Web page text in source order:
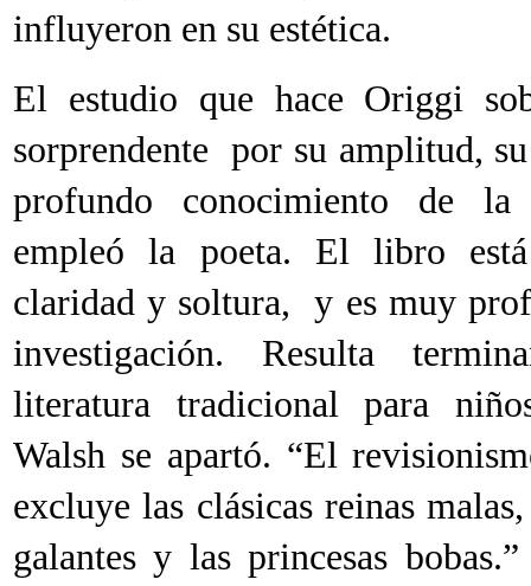
influyeron en su estética.
El estudio que hace Origgi
sorprendente por su amplitud,
profundo conocimiento de la
empleó la poeta. El libro
claridad y soltura, y es muy
investigación. Resulta
literatura tradicional para
Walsh se apartó. “El
excluye las clásicas reinas
galantes y las princesas